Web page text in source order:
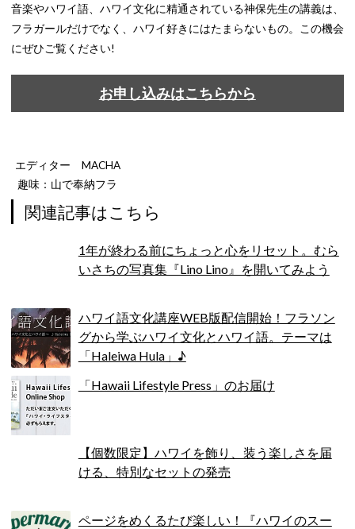
音楽やハワイ語、ハワイ文化に精通されている神保先生の講義は、
フラガールだけでなく、ハワイ好きにはたまらないもの。この機会
にぜひご覧ください!
お申し込みはこちらから
エディター MACHA
趣味：山で奉納フラ
関連記事はこちら
1年が終わる前にちょっと心をリセット。むら
いさちの写真集『Lino Lino』を開いてみよう
ハワイ語文化講座WEB版配信開始！フラソン
グから学ぶハワイ文化とハワイ語。テーマは
「Haleiwa Hula」♪
「Hawaii Lifestyle Press」のお届け
【個数限定】ハワイを飾り、装う楽しさを届
ける、特別なセットの発売
ページをめくるたび楽しい！『ハワイのスー